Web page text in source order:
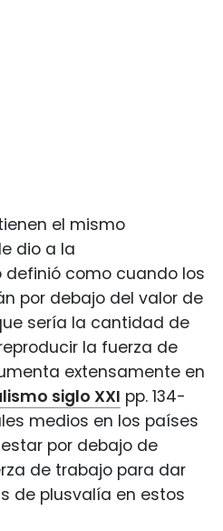
el mismo
dio a la
definió como cuando los
por debajo del valor de
sería la cantidad de
la fuerza de
extensamente en
siglo XXI pp. 134-
medios en los países
por debajo de
de trabajo para dar
de plusvalía en estos